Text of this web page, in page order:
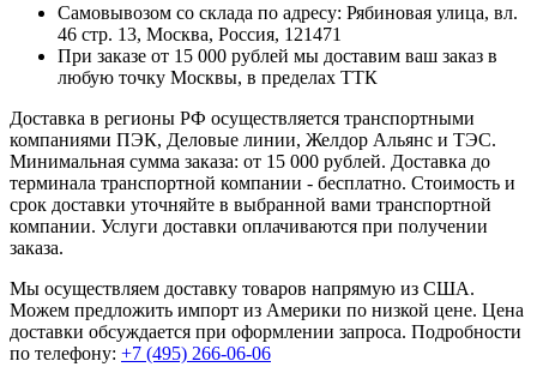
Самовывозом со склада по адресу: Рябиновая улица, вл.
46 стр. 13, Москва, Россия, 121471
При заказе от 15 000 рублей мы доставим ваш заказ в
любую точку Москвы, в пределах ТТК
Доставка в регионы РФ осуществляется транспортными
компаниями ПЭК, Деловые линии, Желдор Альянс и ТЭС.
Минимальная сумма заказа: от 15 000 рублей. Доставка до
терминала транспортной компании - бесплатно. Стоимость и
срок доставки уточняйте в выбранной вами транспортной
компании. Услуги доставки оплачиваются при получении
заказа.
Мы осуществляем доставку товаров напрямую из США.
Можем предложить импорт из Америки по низкой цене. Цена
доставки обсуждается при оформлении запроса. Подробности
по телефону: +7 (495) 266-06-06